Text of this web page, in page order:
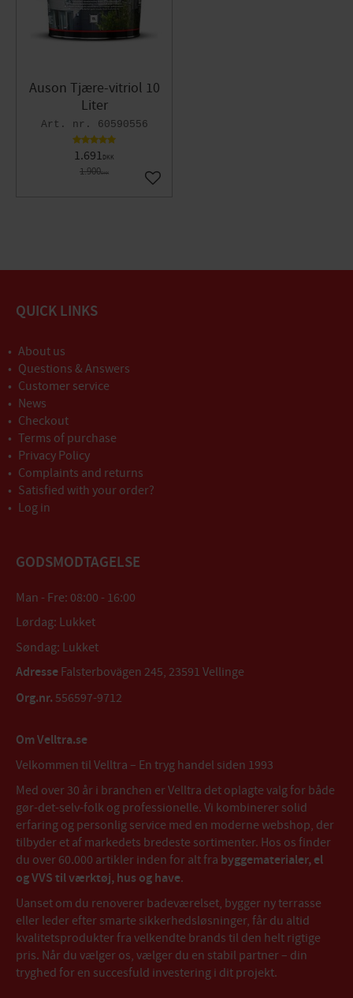
Auson Tjære-vitriol 10
Liter
60590556
1.691DKK
1.900DKK
Gem som favorit
QUICK LINKS
About us
Questions & Answers
Customer service
News
Checkout
Terms of purchase
Privacy Policy
Complaints and returns
Satisfied with your order?
Log in
GODSMODTAGELSE
Man - Fre: 08:00 - 16:00
Lørdag: Lukket
Søndag: Lukket
Adresse Falsterbovägen 245, 23591 Vellinge
Org.nr. 556597-9712
Om Velltra.se
Velkommen til Velltra – En tryg handel siden 1993
Med over 30 år i branchen er Velltra det oplagte valg for både
gør-det-selv-folk og professionelle. Vi kombinerer solid
erfaring og personlig service med en moderne webshop, der
tilbyder et af markedets bredeste sortimenter. Hos os finder
du over 60.000 artikler inden for alt fra byggematerialer, el
og VVS til værktøj, hus og have.
Uanset om du renoverer badeværelset, bygger ny terrasse
eller leder efter smarte sikkerhedsløsninger, får du altid
kvalitetsprodukter fra velkendte brands til den helt rigtige
pris. Når du vælger os, vælger du en stabil partner – din
tryghed for en succesfuld investering i dit projekt.